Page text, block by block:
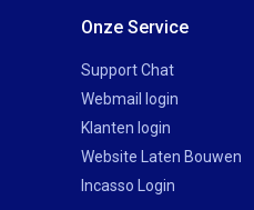
Onze Service
Support Chat
Webmail login
Klanten login
Website Laten Bouwen
Incasso Login